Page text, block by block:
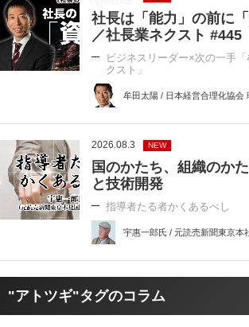
社長は「能力」の前に
／社長業ネクスト #445
ビジネスリーダー×次の一手
クスト」
牟田太陽 / 日本経営合理化協会
2026.08.3 NEW
国のかたち、組織のか
と技術開発
指導者たる者かくあるべし
宇惠一郎氏 / 元読売新聞東京本
"アトツギ"タグのコラム